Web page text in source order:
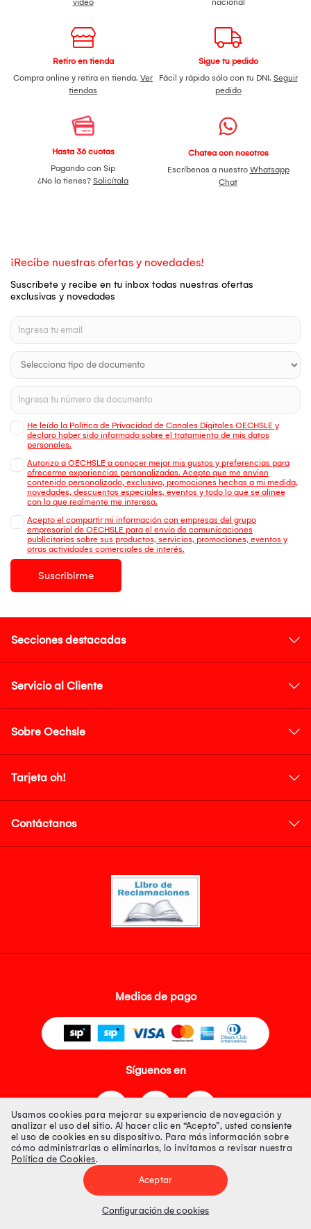
Retiro en tienda
Compra online y retira en tienda. Ver
tiendas
Sigue tu pedido
Fácil y rápido sólo con tu DNI. Seguir
pedido
Hasta 36 cuotas
Pagando con Sip
¿No la tienes? Solicítala
Chatea con nosotros
Escríbenos a nuestro Whatsapp
Chat
¡Recibe nuestras ofertas y novedades!
Suscríbete y recibe en tu inbox todas nuestras ofertas
exclusivas y novedades
He leído la Política de Privacidad de Canales Digitales OECHSLE y
declaro haber sido informado sobre el tratamiento de mis datos
personales.
Autorizo a OECHSLE a conocer mejor mis gustos y preferencias para
ofrecerme experiencias personalizadas. Acepto que me envien
contenido personalizado, exclusivo, promociones hechas a mi medida,
novedades, descuentos especiales, eventos y todo lo que se alinee
con lo que realmente me interesa.
Acepto el compartir mi información con empresas del grupo
empresarial de OECHSLE para el envío de comunicaciones
publicitarias sobre sus productos, servicios, promociones, eventos y
otras actividades comerciales de interés.
Suscribirme
Secciones destacadas
Servicio al Cliente
Sobre Oechsle
Tarjeta oh!
Contáctanos
Medios de pago
Síguenos en
Tienda 100% Segura
Tiendas Peruanas S.A. R.U.C. Nº 20493020618. Todos los derechos
Precios disponibles solo en www.oechsle.pe. Precios online publicados
Usamos cookies para mejorar su experiencia de navegación y
analizar el uso del sitio. Al hacer clic en “Acepto”, usted consiente
el uso de cookies en su dispositivo. Para más información sobre
cómo administrarlas o eliminarlas, lo invitamos a revisar nuestra
Política de Cookies.
Aceptar
Configuración de cookies